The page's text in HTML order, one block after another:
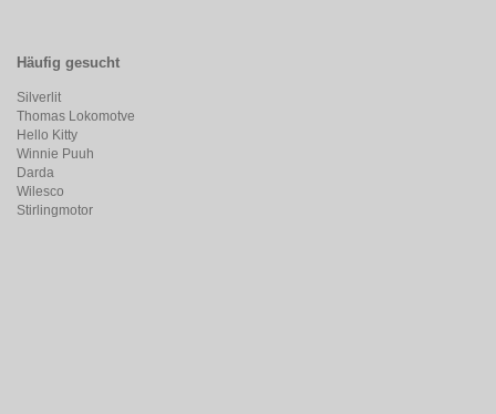
Häufig gesucht
Silverlit
Thomas Lokomotve
Hello Kitty
Winnie Puuh
Darda
Wilesco
Stirlingmotor